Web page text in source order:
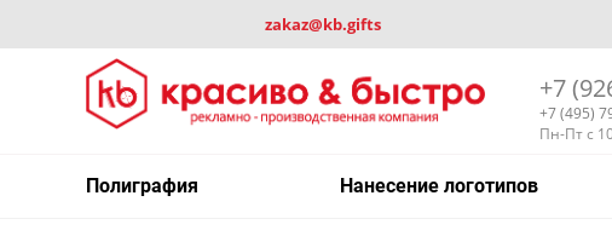
zakaz@kb.gifts
+7
+7 (495)
Пн-Пт с
Полиграфия Нанесение логотипов